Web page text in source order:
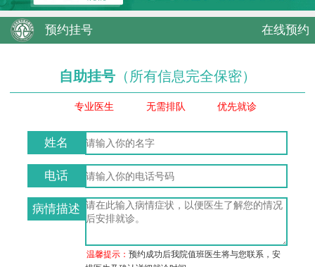
预约挂号 在线预约
自助挂号 （所有信息完全保密）
专业医生 无需排队 优先就诊
姓名
电话
病情描述
温馨提示：预约成功后我院值班医生将与您联系，安